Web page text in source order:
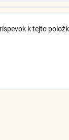
k tejto